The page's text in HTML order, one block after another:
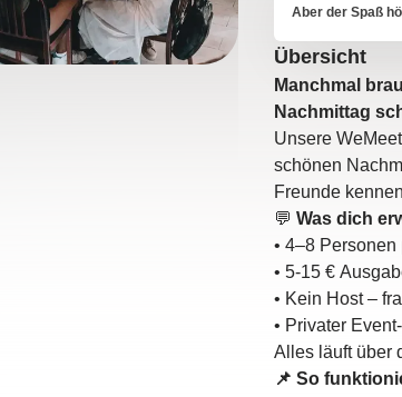
Aber der Spaß
Übersicht
Manchmal
Nachmittag
Unsere
schönen
Freunde
💬 Was dich
• 4–8
• 5-15 €
• Kein Host –
• Privater
Alles läuft über
📌 So